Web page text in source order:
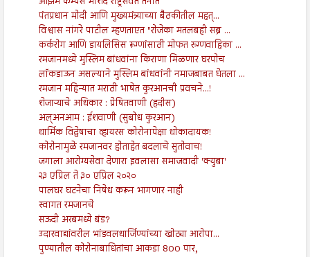
पंतप्रधान मोदी आणि मुख्यमंत्र्याच्या बैठकीतील महत्...
विश्वास नांगरे पाटील म्हणताएत "रोजेका मतलबही सब्र ...
कर्करोग आणि डायलिसिस रूग्णांसाठी मोफत रुग्णवाहिका ...
रमजानमध्ये मुस्लिम बांधवांना किराणा मिळणार घरपोच
लॉकडाऊन असल्याने मुस्लिम बांधवांनी नमाजबाबत घेतला ...
रमजान महिन्यात मराठी भाषेत कुरआनची प्रवचने...!
शेजाऱ्याचे अधिकार : प्रेषितवाणी (हदीस)
अल्अनआम : ईशवाणी (सुबोध कुरआन)
धार्मिक विद्वेषाचा व्हायरस कोरोनापेक्षा धोकादायक!
कोरोनामुळे रमजानवर होताहेत बदलाचे सुतोवाच!
जगाला आरोग्यसेवा देणारा इवलासा समाजवादी 'क्युबा'
२३ एप्रिल ते ३० एप्रिल २०२०
पालघर घटनेचा निषेध करून भागणार नाही
स्वागत रमजानचे
सऊदी अरबमध्ये बंड?
उदारवाद्यांवरील भांडवलधार्जिण्यांच्या खोट्या आरोपा...
पुण्यातील कोरोनाबाधितांचा आकडा 800 पार,